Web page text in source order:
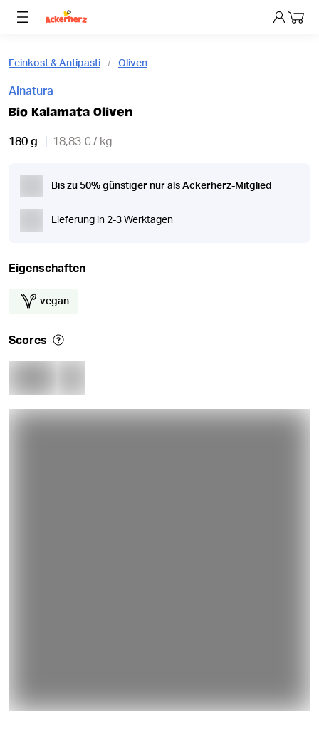
Dein
Feinkost & Antipasti Oliven
Alnatura
Bio Kalamata Oliven
180 g 18,83 € / kg
Bis zu 50% günstiger nur als Ackerherz-Mitglied
Lieferung in 2-3 Werktagen
Eigenschaften
vegan
Scores